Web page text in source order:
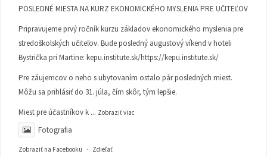
POSLEDNÉ MIESTA NA KURZ EKONOMICKÉHO MYSLENIA PRE UČITEĽOV
Pripravujeme prvý ročník kurzu základov ekonomického myslenia pre
stredoškolských učiteľov. Bude posledný augustový víkend v hoteli
Bystrička pri Martine: kepu.institute.sk/https://kepu.institute.sk/
Pre záujemcov o neho s ubytovaním ostalo pár posledných miest.
Môžu sa prihlásiť do 31. júla, čím skôr, tým lepšie.
Miest pre účastníkov k ... Zobraziť viac
Fotografia
Zobraziť na Facebooku · Zdieľať